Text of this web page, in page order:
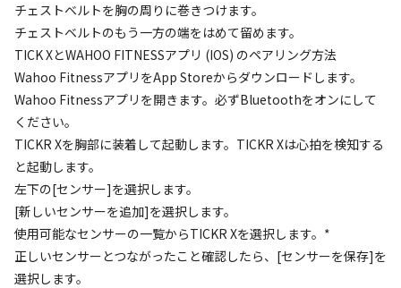
チェストベルトを胸の周りに巻きつけます。
チェストベルトのもう一方の端をはめて留めます。
TICK XとWAHOO FITNESSアプリ (IOS) のペアリング方法
Wahoo FitnessアプリをApp Storeからダウンロードします。
Wahoo Fitnessアプリを開きます。必ずBluetoothをオンにして
ください。
TICKR Xを胸部に装着して起動します。TICKR Xは心拍を検知する
と起動します。
左下の[センサー]を選択します。
[新しいセンサーを追加]を選択します。
使用可能なセンサーの一覧からTICKR Xを選択します。*
正しいセンサーとつながったこと確認したら、[センサーを保存]を
選択します。